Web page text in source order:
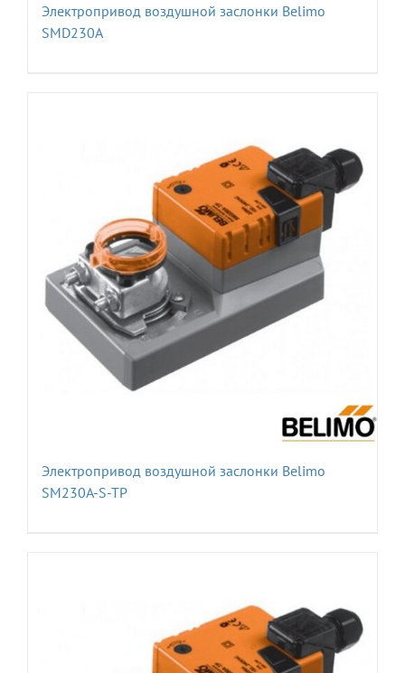
Электропривод воздушной заслонки Belimo
SMD230A
Электропривод воздушной заслонки Belimo
SM230A-S-TP